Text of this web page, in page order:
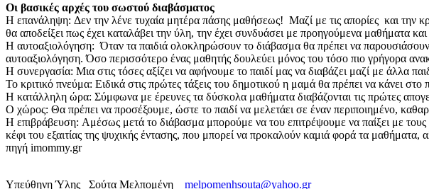
Οι βασικές αρχές του σωστού διαβάσματος
Η επανάληψη: Δεν την λένε τυχαία μητέρα πάσης μαθήσεως! Μαζί με τις απορίες και την
θα αποδείξει πως έχει καταλάβει την ύλη, την έχει συνδυάσει με προηγούμενα μαθήματα
Η αυτοαξιολόγηση: Όταν τα παιδιά ολοκληρώσουν το διάβασμα θα πρέπει να
αυτοαξιολόγηση. Όσο περισσότερο ένας μαθητής δουλεύει μόνος του τόσο πιο γρήγορα
Η συνεργασία: Μια στις τόσες αξίζει να αφήνουμε το παιδί μας να διαβάζει μαζί με άλλα
Το κριτικό πνεύμα: Ειδικά στις πρώτες τάξεις του δημοτικού η μαμά θα πρέπει να κάνει
Η κατάλληλη ώρα: Σύμφωνα με έρευνες τα δύσκολα μαθήματα διαβάζονται τις πρώτες
Ο χώρος: Θα πρέπει να προσέξουμε, ώστε το παιδί να μελετάει σε έναν περιποιημένο,
Η επιβράβευση: Αμέσως μετά το διάβασμα μπορούμε να του επιτρέψουμε να παίξει με τους
κέφι του εξαιτίας της ψυχικής έντασης, που μπορεί να προκαλούν καμιά φορά τα
πηγή imommy.gr
Υπεύθηνη Ύλης Σούτα Μελπομένη melpomenhsouta@yahoo.gr